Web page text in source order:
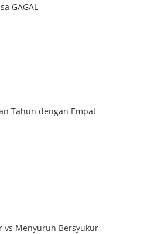
GAGAL
Tahun dengan Empat
vs Menyuruh Bersyukur